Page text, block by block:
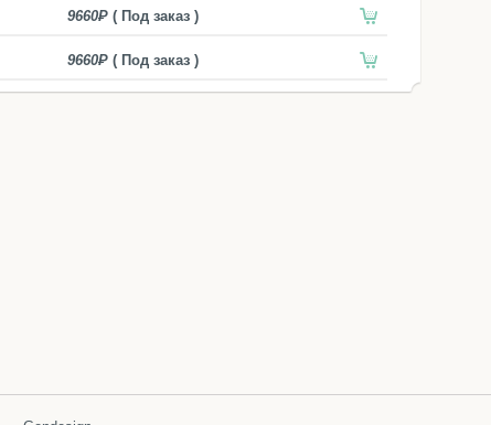
9660 ( Под заказ )
9660 ( Под заказ )